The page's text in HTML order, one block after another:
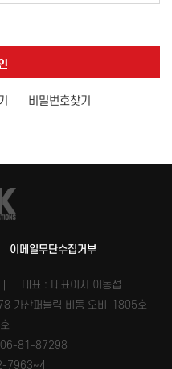
비밀번호찾기
이메일무단수집거부
대표 : 대표이사 이동섭
가산퍼블릭 비동 오비-1805호
81-87298
7963~4